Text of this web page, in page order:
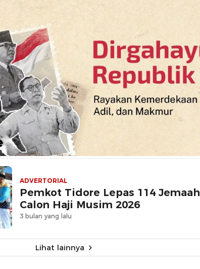
ADVERTORIAL
​Pemkot Tidore Lepas 114 Jemaah
Calon Haji Musim 2026
3 bulan yang lalu
Lihat lainnya